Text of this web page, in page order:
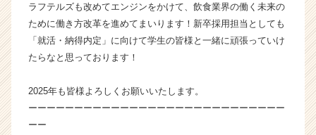
カ
ウ
ト
が
く
ラフテルズも改めてエンジンをかけて、飲食業界の働く未来の
ために働き方改革を進めてまいります！新卒採用担当としても
「就活・納得内定」に向けて学生の皆様と一緒に頑張っていけ
たらなと思っております！
2025年も皆様よろしくお願いいたします。
ーーーーーーーーーーーーーーーーーーーーーーーーーーーー
ーー